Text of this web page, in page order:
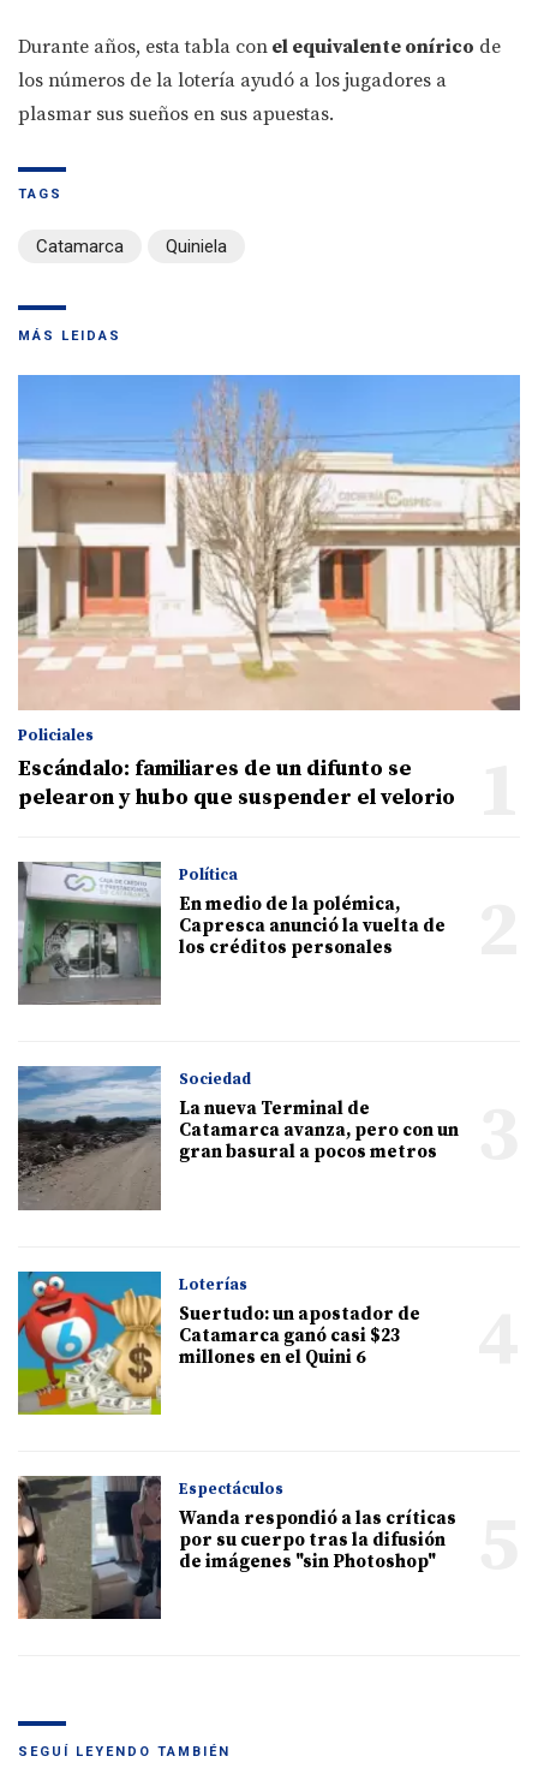
Durante años, esta tabla con el equivalente onírico de
los números de la lotería ayudó a los jugadores a
plasmar sus sueños en sus apuestas.
TAGS
Catamarca Quiniela
MÁS LEIDAS
Policiales
Escándalo: familiares de un difunto se
pelearon y hubo que suspender el velorio
Política
En medio de la polémica,
Capresca anunció la vuelta de
los créditos personales
Sociedad
La nueva Terminal de
Catamarca avanza, pero con un
gran basural a pocos metros
Loterías
Suertudo: un apostador de
Catamarca ganó casi $23
millones en el Quini 6
Espectáculos
Wanda respondió a las críticas
por su cuerpo tras la difusión
de imágenes "sin Photoshop"
SEGUÍ LEYENDO TAMBIÉN